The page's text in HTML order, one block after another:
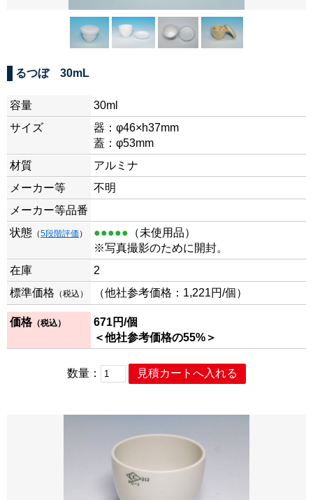
るつぼ 30mL
容量
30ml
サイズ
器：φ46×h37mm
蓋：φ53mm
材質
アルミナ
メーカー等
不明
メーカー等品番
状態 （5段階評価 ） ●●●●● （未使用品）
※写真撮影のために開封。
在庫
2
標準価格 （税込） （他社参考価格：1,221円/個）
価格（税込） 671円/個
＜他社参考価格の55%＞
数量：